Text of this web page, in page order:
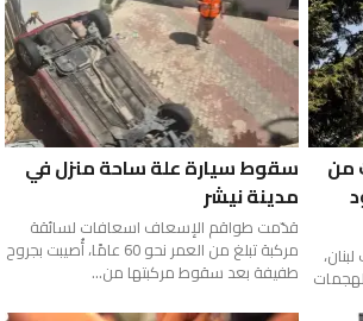
من
سقوط سيارة علة ساحة منزل في
مدينة نيشر
قدّمت طواقم الإسعاف اسعافات لسائقة
مركبة تبلغ من العمر نحو 60 عامًا، أُصيبت بجروح
طفيفة بعد سقوط مركبتها من...